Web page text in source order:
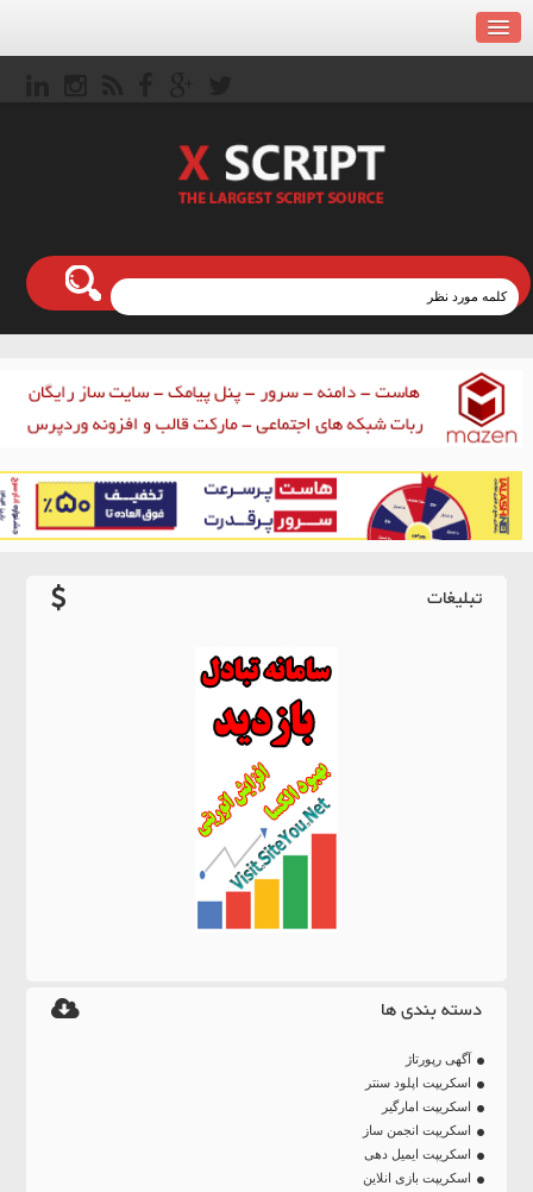
تبلیغات
دسته بندی ها
آگهی رپورتاژ
اسکریپت اپلود سنتر
اسکریپت امارگیر
اسکریپت انجمن ساز
اسکریپت ایمیل دهی
اسکریپت بازی انلاین